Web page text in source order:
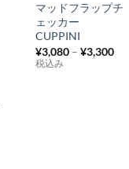
入
リ
マッドフラップチ
ェッカー
CUPPINI
¥3,080– ¥3,300
税込み